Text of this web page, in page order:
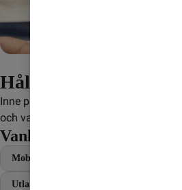
Håll koll på din surf
Inne på Mitt Konto kan du enkelt se
och vad du har kvar.
Vanliga frågor
Mobil
Utland